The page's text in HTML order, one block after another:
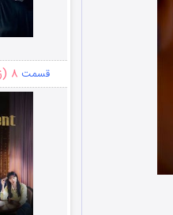
قسمت ۸ (زیرنویس)